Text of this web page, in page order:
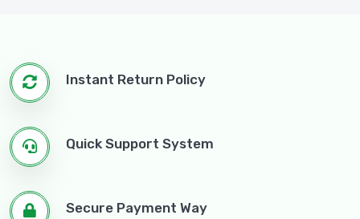
Instant Return Policy
Quick Support System
Secure Payment Way